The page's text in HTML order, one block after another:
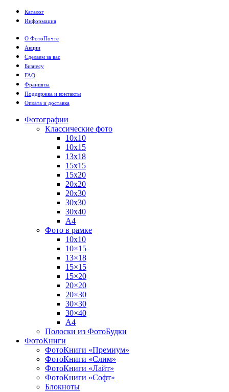
Каталог
Информация
О ФотоПочте
Акции
Сделаем за вас
Бизнесу
FAQ
Франшиза
Поддержка и контакты
Оплата и доставка
Фотографии
Классические фото
10х10
10х15
13х18
15х15
15х20
20х20
20х30
30х30
30х40
А4
Фото в рамке
10х10
10×15
13×18
15×15
15×20
20×20
20×30
30×30
30×40
A4
Полоски из ФотоБудки
ФотоКниги
ФотоКниги «Премиум»
ФотоКниги «Слим»
ФотоКниги «Лайт»
ФотоКниги «Софт»
Блокноты